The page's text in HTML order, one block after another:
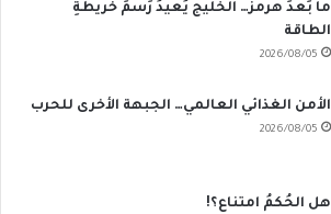
ما بَعدَ هرمز… الخليج يُعيدُ رَسمَ خريطةِ
الطاقة
2026/08/05
الأمن الغذائي العالمي… الجبهة الأخرى للحرب
2026/08/05
هل الحُكمُ امتناع؟!